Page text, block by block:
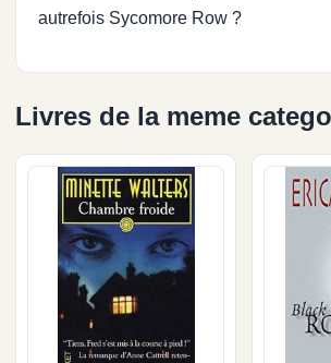
autrefois Sycomore Row ?
Livres de la meme